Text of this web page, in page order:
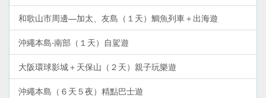
和歌山市周邊—加太、友島（１天）鯛魚列車＋出海遊
沖繩本島‧南部（１天）自駕遊
大阪環球影城＋天保山（２天）親子玩樂遊
沖繩本島（６天５夜）精點巴士遊